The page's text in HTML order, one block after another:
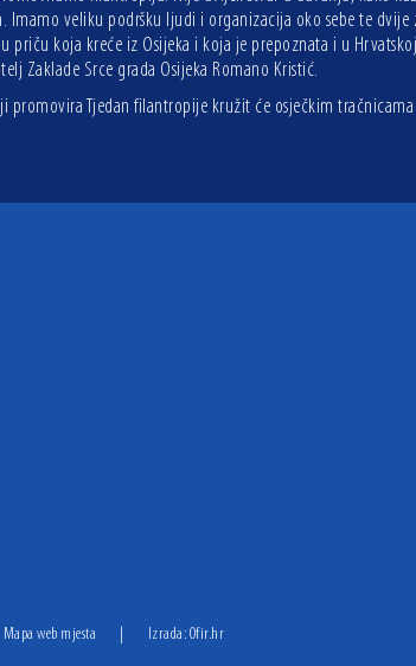
veliku podršku ljudi i organizacija oko sebe te dvije
priču koja kreće iz Osijeka i koja je prepoznata i u
Zaklade Srce grada Osijeka Romano Kristić.
promovira Tjedan filantropije kružit će osječkim
Mapa web mjesta Izrada: Ofir.hr